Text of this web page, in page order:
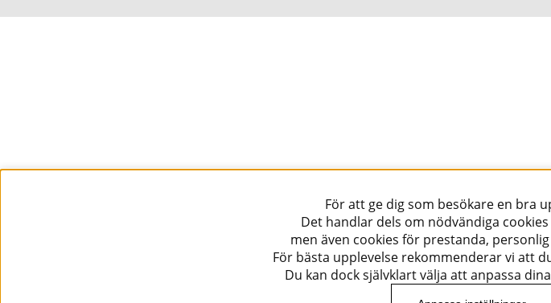
För att ge dig som besökare en bra
Det handlar dels om nödvändiga
men även cookies för prestanda,
För bästa upplevelse rekommenderar vi att
Du kan dock självklart välja att anpassa